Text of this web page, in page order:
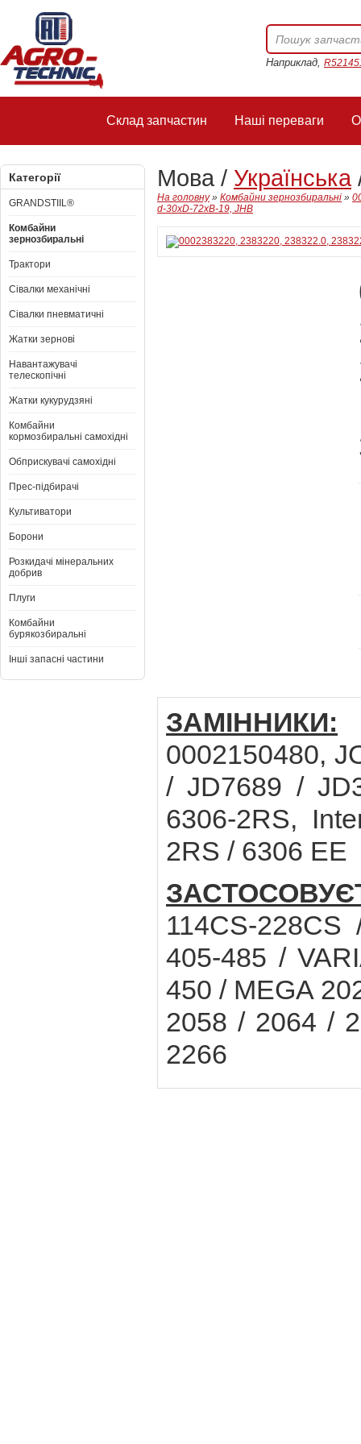
Наприклад,
Склад запчастин Наші переваги
Категорії
GRANDSTIIL®
Комбайни
зернозбиральні
Трактори
Сівалки механічні
Сівалки пневматичні
Жатки зернові
Навантажувачі
телескопічні
Жатки кукурудзяні
Комбайни
кормозбиральні самохідні
Обприскувачі самохідні
Прес-підбирачі
Культиватори
Борони
Розкидачі мінеральних
добрив
Плуги
Комбайни
бурякозбиральні
Інші запасні частини
Мова / Українська
На головну» Комбайни зернозбиральні »
d-30xD-72xB-19, JHB
ЗАМІННИКИ:
0002150480,
/ JD7689 /
6306-2RS,
2RS / 6306 EE
114CS-
405-485 /
450 / MEGA
2058 / 2064 /
2266